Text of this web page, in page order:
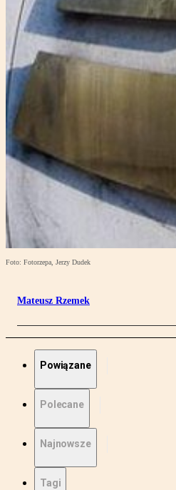
Foto: Fotorzepa, Jerzy Dudek
Mateusz Rzemek
Powiązane
Polecane
Najnowsze
Tagi